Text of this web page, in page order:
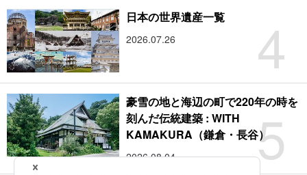
4
日本の世界遺産一覧
2026.07.26
5
豪雪の地と海辺の町で220年の時を
刻んだ伝統建築 : WITH
KAMAKURA（鎌倉・長谷）
2026.08.04